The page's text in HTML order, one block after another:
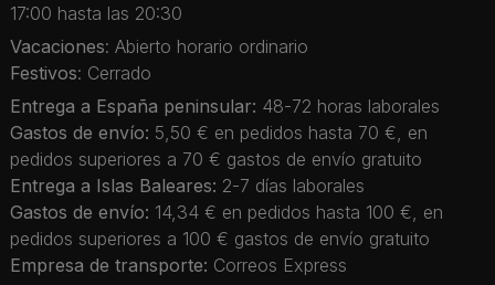
17:00 hasta las 20:30
Vacaciones: Abierto horario ordinario
Festivos: Cerrado
Entrega a España peninsular: 48-72 horas laborales
Gastos de envío: 5,50 € en pedidos hasta 70 €, en
pedidos superiores a 70 € gastos de envío gratuito
Entrega a Islas Baleares: 2-7 días laborales
Gastos de envío: 14,34 € en pedidos hasta 100 €, en
pedidos superiores a 100 € gastos de envío gratuito
Empresa de transporte: Correos Express